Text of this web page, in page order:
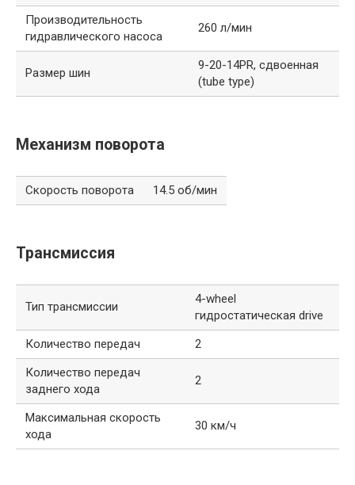
Производительность
гидравлического насоса
260 л/мин
Размер шин
9-20-14PR, сдвоенная
(tube type)
Механизм поворота
Скорость поворота 14.5 об/мин
Трансмиссия
Тип трансмиссии
4-wheel
гидростатическая drive
Количество передач
2
Количество передач
заднего хода
2
Максимальная скорость
хода
30 км/ч